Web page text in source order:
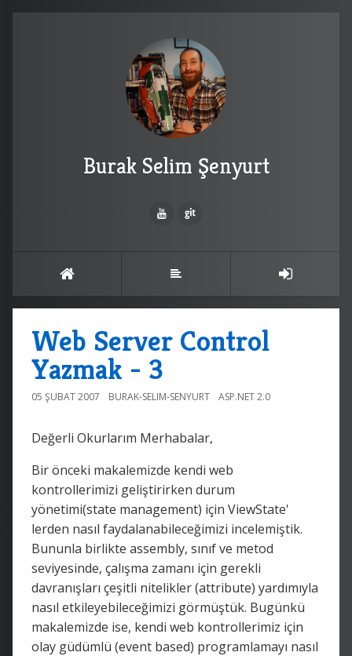
Burak Selim Şenyurt
Web Server Control
Yazmak - 3
05 ŞUBAT 2007 BURAK-SELIM-SENYURT ASP.NET 2.0
Değerli Okurlarım Merhabalar,
Bir önceki makalemizde kendi web
kontrollerimizi geliştirirken durum
yönetimi(state management) için ViewState'
lerden nasıl faydalanabileceğimizi incelemiştik.
Bununla birlikte assembly, sınıf ve metod
seviyesinde, çalışma zamanı için gerekli
davranışları çeşitli nitelikler (attribute) yardımıyla
nasıl etkileyebileceğimizi görmüştük. Bugünkü
makalemizde ise, kendi web kontrollerimiz için
olay güdümlü (event based) programlamayı nasıl